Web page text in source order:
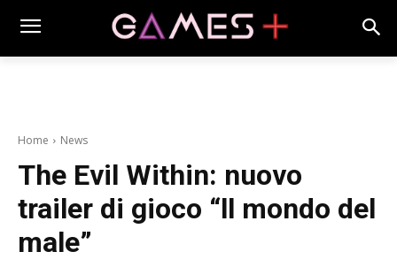
Home News
The Evil Within: nuovo
trailer di gioco “ll mondo del
male”